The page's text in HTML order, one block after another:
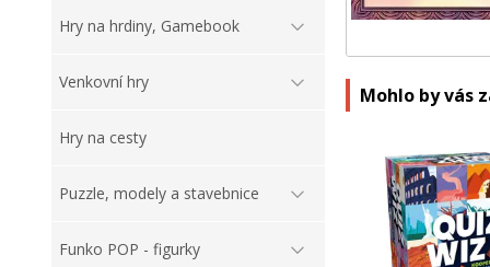
Hry na hrdiny, Gamebook
Venkovní hry
Hry na cesty
Puzzle, modely a stavebnice
Funko POP - figurky
Mohlo by vás